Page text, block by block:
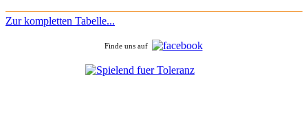
Zur kompletten Tabelle...
Finde uns auf